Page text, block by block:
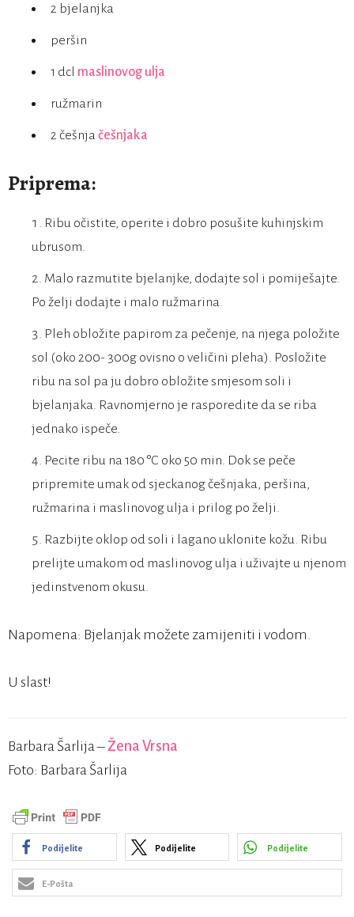
2 bjelanjka
peršin
1 dcl maslinovog ulja
ružmarin
2 češnjačešnjaka
Priprema:
Ribu očistite, operite i dobro posušite kuhinjskim
ubrusom.
Malo razmutite bjelanjke, dodajte sol i pomiješajte.
Po želji dodajte i malo ružmarina.
Pleh obložite papirom za pečenje, na njega položite
sol (oko 200- 300g ovisno o veličini pleha). Posložite
ribu na sol pa ju dobro obložite smjesom soli i
bjelanjaka. Ravnomjerno je rasporedite da se riba
jednako ispeče.
Pecite ribu na 180 °C oko 50 min. Dok se peče
pripremite umak od sjeckanog češnjaka, peršina,
ružmarina i maslinovog ulja i prilog po želji.
Razbijte oklop od soli i lagano uklonite kožu. Ribu
prelijte umakom od maslinovog ulja i uživajte u njenom
jedinstvenom okusu.
Napomena: Bjelanjak možete zamijeniti i vodom.
U slast!
Barbara Šarlija –Žena Vrsna
Foto: Barbara Šarlija
Podijelite Podijelite Podijelite
E-Pošta